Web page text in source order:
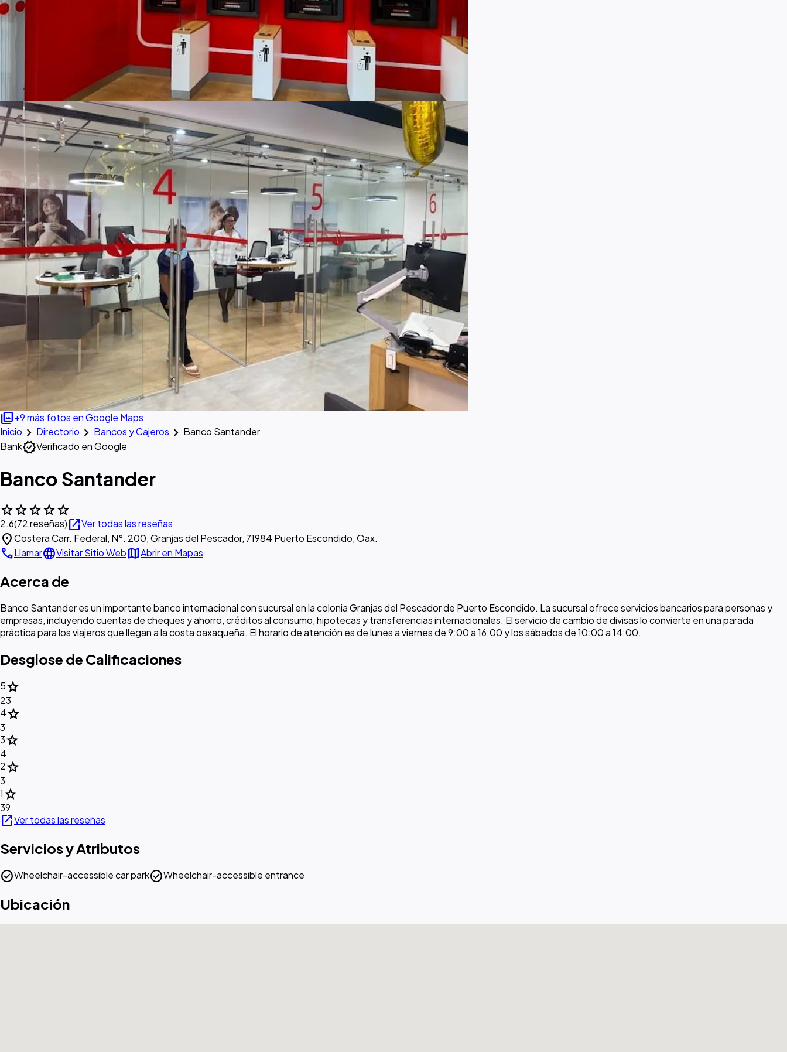
photo_library+9 más fotos en Google Maps
Inicio chevron_right Directorio chevron_right Bancos y Cajeros chevron_right Banco Santander
BankverifiedVerificado en Google
Banco Santander
starstarstarstarstar
2.6(72 reseñas)open_in_newVer todas las reseñas
location_onCostera Carr. Federal, N°. 200, Granjas del Pescador, 71984 Puerto Escondido, Oax.
callLlamarlanguageVisitar Sitio WebmapAbrir en Mapas
Acerca de
Banco Santander es un importante banco internacional con sucursal en la colonia Granjas del Pescador de Puerto Escondido. La sucursal ofrece servicios bancarios para personas y
empresas, incluyendo cuentas de cheques y ahorro, créditos al consumo, hipotecas y transferencias internacionales. El servicio de cambio de divisas lo convierte en una parada
práctica para los viajeros que llegan a la costa oaxaqueña. El horario de atención es de lunes a viernes de 9:00 a 16:00 y los sábados de 10:00 a 14:00.
Desglose de Calificaciones
5star
23
4star
3
3star
4
2star
3
1star
39
open_in_newVer todas las reseñas
Servicios y Atributos
check_circleWheelchair-accessible car parkcheck_circleWheelchair-accessible entrance
Ubicación